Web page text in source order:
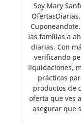
Soy Mary
las familias a
diarias. Con
verificando
liquidaciones,
prácticas
productos de
oferta que ves
asegurar que